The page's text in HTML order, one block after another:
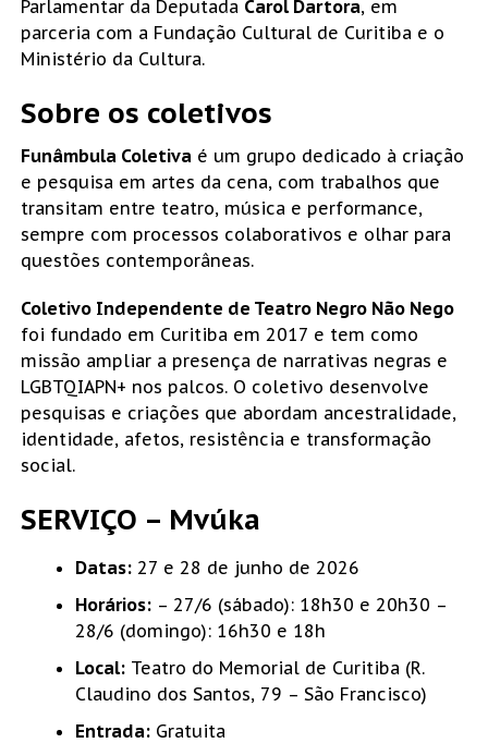
Parlamentar da Deputada Carol Dartora, em
parceria com a Fundação Cultural de Curitiba e o
Ministério da Cultura.
Sobre os coletivos
Funâmbula Coletiva é um grupo dedicado à criação
e pesquisa em artes da cena, com trabalhos que
transitam entre teatro, música e performance,
sempre com processos colaborativos e olhar para
questões contemporâneas.
Coletivo Independente de Teatro Negro Não Nego
foi fundado em Curitiba em 2017 e tem como
missão ampliar a presença de narrativas negras e
LGBTQIAPN+ nos palcos. O coletivo desenvolve
pesquisas e criações que abordam ancestralidade,
identidade, afetos, resistência e transformação
social.
SERVIÇO – Mvúka
Datas: 27 e 28 de junho de 2026
Horários: – 27/6 (sábado): 18h30 e 20h30 –
28/6 (domingo): 16h30 e 18h
Local: Teatro do Memorial de Curitiba (R.
Claudino dos Santos, 79 – São Francisco)
Entrada: Gratuita